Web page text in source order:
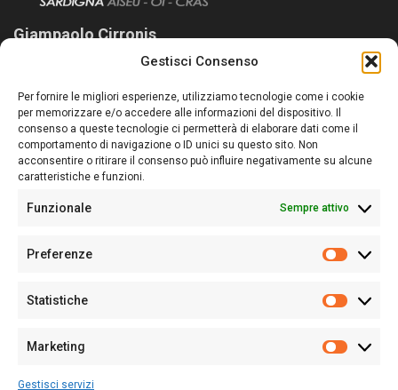
Gestisci Consenso
Per fornire le migliori esperienze, utilizziamo tecnologie come i cookie
per memorizzare e/o accedere alle informazioni del dispositivo. Il
consenso a queste tecnologie ci permetterà di elaborare dati come il
comportamento di navigazione o ID unici su questo sito. Non
acconsentire o ritirare il consenso può influire negativamente su alcune
caratteristiche e funzioni.
Funzionale Sempre attivo
Preferenze
Statistiche
Marketing
Gestisci servizi
Giampaolo Cirronis
Sardegna Ieri-Oggi-Domani nasce per informare “liberamente” i
lettori su quanto accade in Sardegna, con un occhio rivolto al
nostro passato e, soprattutto, al nostro futuro
Follow Us
Sede:Via Cristoforo Colombo 09013 Carbonia
Partita IVA02270380922
128/2020 del 10/02/2020